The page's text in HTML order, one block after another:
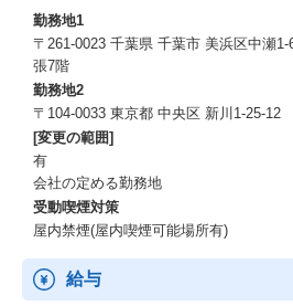
から熱い支持をいただき、その利便性と
やしています。
イオングループ経営陣の期待も大きく
略の柱として明確に位置づけられていま
ーーー未来の社会インフラへ。共に創る
「Green Beans」をさらに進化させ、日
と育て上げる。
そして、お客様の生活をもっと豊かに、
新規事業にも積極的に挑戦していきます
ンに共感し、共に未来を切り拓いてくれ
迎します！
勤務地1
〒261-0023 千葉県 千葉市 美浜区中瀬
張7階
勤務地2
〒104-0033 東京都 中央区 新川1-25-
[変更の範囲]
有
会社の定める勤務地
受動喫煙対策
屋内禁煙(屋内喫煙可能場所有)
給与